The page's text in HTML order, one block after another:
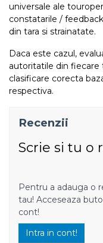
universale ale
constatarile /
din tara si strainatate.
Daca este cazul,
autoritatile din fiecare
clasificare corecta
respectiva.
Recenzii
Scrie si tu o
Pentru a adauga o
tau! Acceseaza
cont!
Intra in cont!